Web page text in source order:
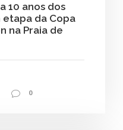
10 anos dos
da Copa
na Praia de
0